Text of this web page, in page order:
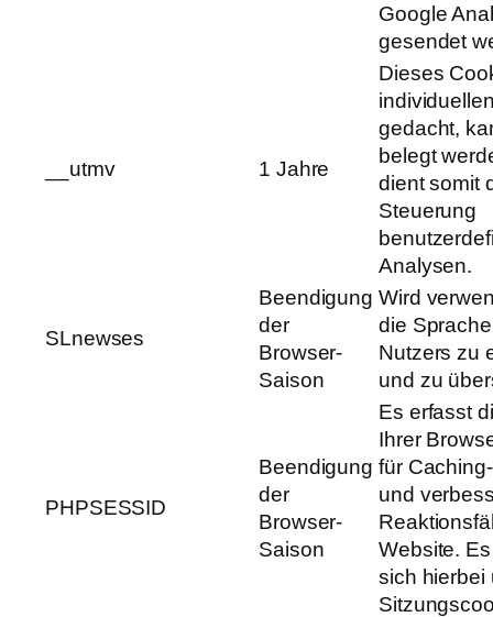
Google
gesendet
__utmv 1 Jahre
Dieses
gedacht,
belegt
dient somit
Steuerung
Analysen.
SLnewses
Beendigung
der
Browser-
Saison
Wird
die
Nutzers zu
und zu
PHPSESSID
Beendigung
der
Browser-
Saison
Es erfasst
Ihrer
für
und
Website.
sich hierbei